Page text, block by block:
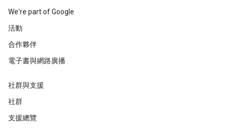
We're part of Google
活動
合作夥伴
電子書與網路廣播
社群與支援
社群
支援總覽